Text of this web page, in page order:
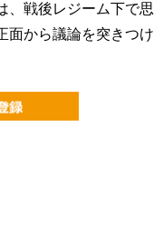
、戦後レジーム下で思
面から議論を突きつけ